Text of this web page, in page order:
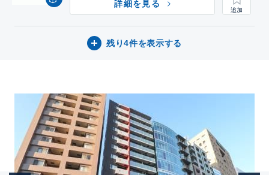
詳細を見る
残り4件を表示する